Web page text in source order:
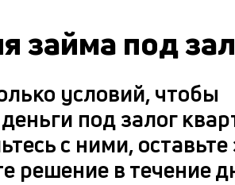
займа под
условий, чтобы
под залог
с ними, оставьте
решение в течение